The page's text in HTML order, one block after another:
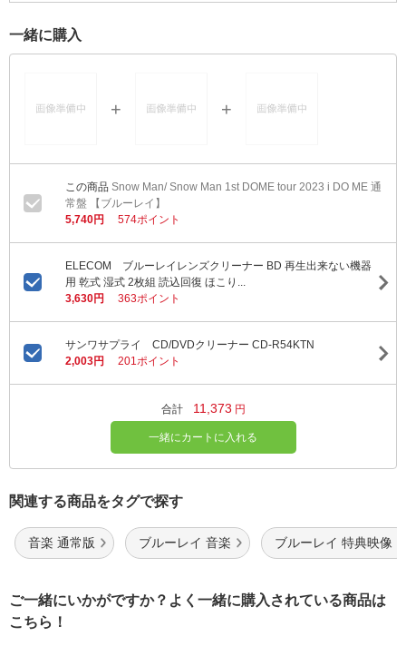
一緒に購入
Snow Man/ Snow Man 1st DOME tour 2023 i DO ME 通
常盤 【ブルーレイ】
5,740円
574ポイント
ELECOM ブルーレイレンズクリーナー BD 再生出来ない機器
用 乾式 湿式 2枚組 読込回復 ほこり...
3,630円
363ポイント
サンワサプライ CD/DVDクリーナー CD-R54KTN
2,003円
201ポイント
合計 11,373 円
一緒にカートに入れる
関連する商品をタグで探す
音楽 通常版 ブルーレイ 音楽 ブルーレイ 特典映像
ご一緒にいかがですか？よく一緒に購入されている商品は
こちら！